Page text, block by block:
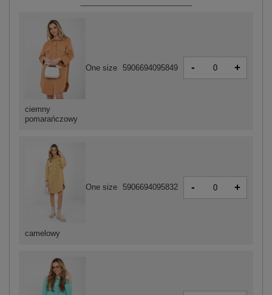
camelowy
One size 5906694095832 - +
ciemny
pomarańczowy
One size 5906694095849 - +